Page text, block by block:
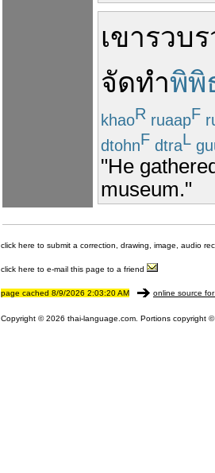
เขารวบ
จัดทำพิ
khaoR ruaapF
dtohnF dtraL
"He
museum."
click here to submit a correction, drawing, image, audio
click here to e-mail this page to a friend
page cached 8/9/2026 2:03:20 AM online source
Copyright © 2026 thai-language.com. Portions copyright